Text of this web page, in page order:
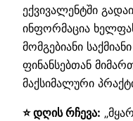
ექვივალენტში
ინფორმაცია
მომგებიანი
ფინანსებთან
მაქსიმალური
⭐ დღის რჩევა: